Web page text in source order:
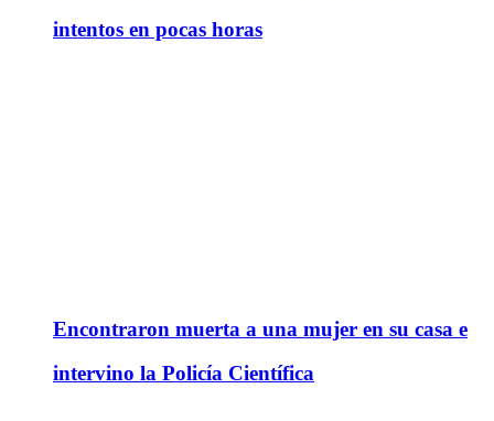
intentos en pocas horas
Encontraron muerta a una mujer en su casa e
intervino la Policía Científica